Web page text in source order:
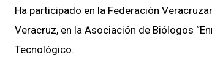
Ha participado en la Federación
Veracruz, en la Asociación de Biólogos
Tecnológico.